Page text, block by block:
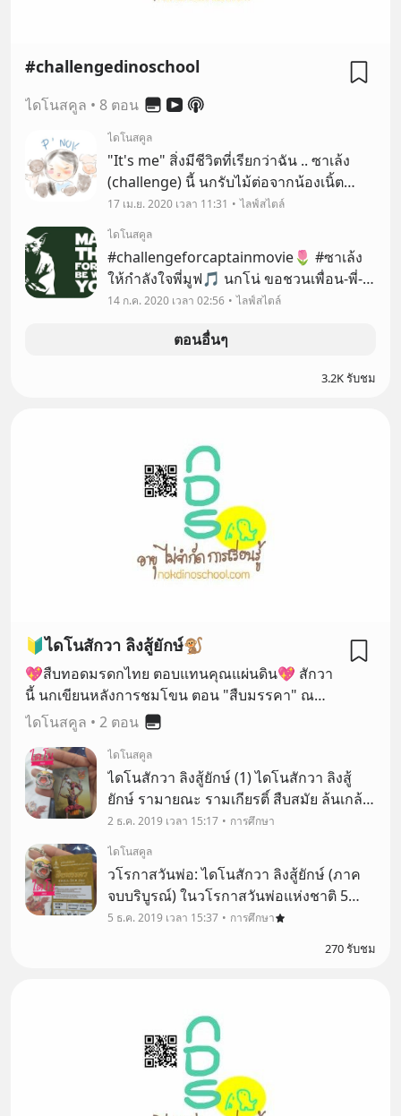
#challengedinoschool
ไดโนสคูล • 8 ตอน
ไดโนสคูล
"It's me" สิ่งมีชีวิตที่เรียกว่าฉัน .. ซาเล้ง
(challenge) นี้ นกรับไม้ต่อจากน้องเนิ้ต
เจ้าของไอเดียเลยค่ะ😊 ☝น้องเนิ้ต เจ้าของ
challenge นี้ค่ะ
17 เม.ย. 2020 เวลา 11:31
ไลฟ์สไตล์
ไดโนสคูล
#challengeforcaptainmovie🌷 #ซาเล้ง
ให้กำลังใจพี่มูฟ🎵 นกโน่ ขอชวนเพื่อน-พี่-
น้อง ให้กำลังใจพี่มูฟกัปตันคนเก่ง... ด้วย
14 ก.ค. 2020 เวลา 02:56 ไลฟ์สไตล์
ตอนอื่นๆ
3.2K รับชม
🔰ไดโนสักวา ลิงสู้ยักษ์🐒
💖สืบทอดมรดกไทย ตอบแทนคุณแผ่นดิน💖 สักวา
นี้ นกเขียนหลังการชมโขน ตอน "สืบมรรคา" ณ
ไดโนสคูล • 2 ตอน
ไดโนสคูล
ไดโนสักวา ลิงสู้ยักษ์ (1) ไดโนสักวา ลิงสู้
ยักษ์ รามายณะ รามเกียรติ์ สืบสมัย ล้นเกล้า
พระเลิศหล้า ทรงสานไว้ พระเจ้าตาก- พระ
ยอดฟ้า การุณมา
2 ธ.ค. 2019 เวลา 15:17
การศึกษา
ไดโนสคูล
วโรกาสวันพ่อ: ไดโนสักวา ลิงสู้ยักษ์ (ภาค
จบบริบูรณ์) ในวโรกาสวันพ่อแห่งชาติ 5
ธันวาคม พุทธศักราช 2562 ข้าพเจ้า ขอ
น้อมถวายกำลังสติปัญญา แม้เพียงน้อยนิด
แทบเศษธุลี เป็นพระราชกุศล แด่ พ่อหลวง
5 ธ.ค. 2019 เวลา 15:37 การศึกษา
270 รับชม